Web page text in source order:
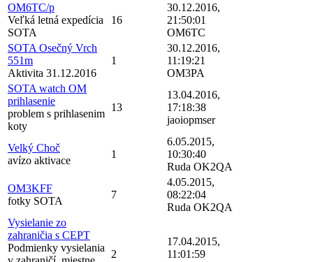
OM6TC/p
Veľká letná expedícia
SOTA
16
30.12.2016,
21:50:01
OM6TC
SOTA Osečný Vrch
551m
Aktivita 31.12.2016
1
30.12.2016,
11:19:21
OM3PA
SOTA watch OM
prihlasenie
problem s prihlasenim
koty
13
13.04.2016,
17:18:38
jaoiopmser
Velký Choč
avízo aktivace
1
6.05.2015,
10:30:40
Ruda OK2QA
OM3KFF
fotky SOTA
7
4.05.2015,
08:22:04
Ruda OK2QA
Vysielanie zo
zahraničia s CEPT
Podmienky vysielania
2
17.04.2015,
11:01:59